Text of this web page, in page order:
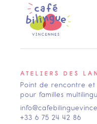
ATELIERS DES
Point de rencontre et
pour familles
+33 6 75 24 42 86